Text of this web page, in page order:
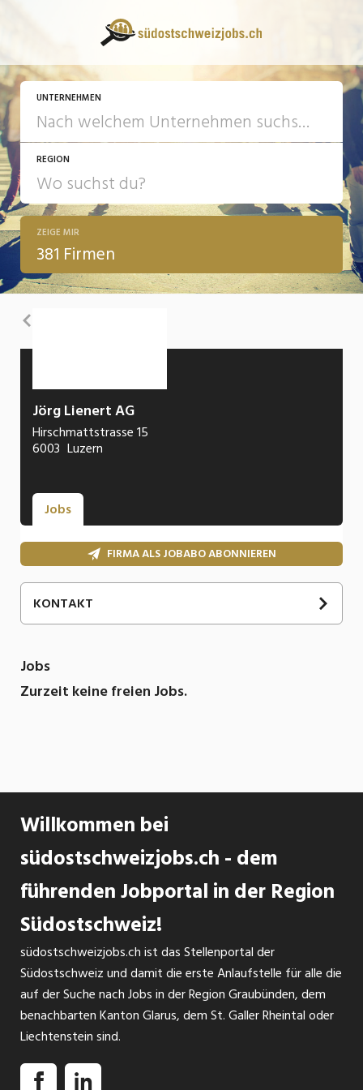
UNTERNEHMEN
REGION
ZEIGE MIR
381 Firmen
Jörg Lienert AG
Hirschmattstrasse 15
6003 Luzern
Jobs
FIRMA ALS JOBABO ABONNIEREN
KONTAKT
Jobs
Zurzeit keine freien Jobs.
Willkommen bei
südostschweizjobs.ch - dem
führenden Jobportal in der Region
Südostschweiz!
südostschweizjobs.ch ist das Stellenportal der
Südostschweiz und damit die erste Anlaufstelle für alle die
auf der Suche nach Jobs in der Region Graubünden, dem
benachbarten Kanton Glarus, dem St. Galler Rheintal oder
Liechtenstein sind.